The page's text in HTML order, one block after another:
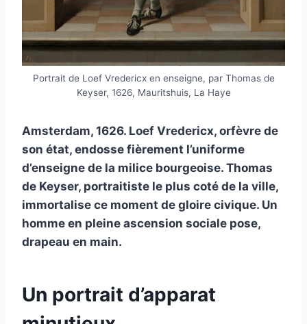
Portrait de Loef Vredericx en enseigne, par Thomas de
Keyser, 1626, Mauritshuis, La Haye
Amsterdam, 1626. Loef Vredericx, orfèvre de
son état, endosse fièrement l’uniforme
d’enseigne de la milice bourgeoise. Thomas
de Keyser, portraitiste le plus coté de la ville,
immortalise ce moment de gloire civique. Un
homme en pleine ascension sociale pose,
drapeau en main.
Un portrait d’apparat